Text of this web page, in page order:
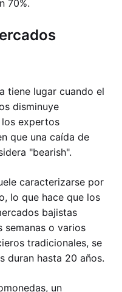
70%.
tiene lugar cuando el
disminuye
expertos
que una caída de
"bearish".
caracterizarse por
lo que hace que los
bajistas
semanas o varios
tradicionales, se
duran hasta 20 años.
un